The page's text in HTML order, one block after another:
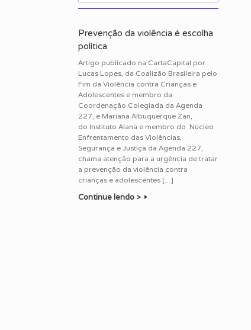
Prevenção da violência é escolha
política
Artigo publicado na CartaCapital por
Lucas Lopes, da Coalizão Brasileira pelo
Fim da Violência contra Crianças e
Adolescentes e membro da
Coordenação Colegiada da Agenda
227, e Mariana Albuquerque Zan,
do Instituto Alana e membro do Núcleo
Enfrentamento das Violências,
Segurança e Justiça da Agenda 227,
chama atenção para a urgência de tratar
a prevenção da violência contra
crianças e adolescentes […]
Continue lendo >